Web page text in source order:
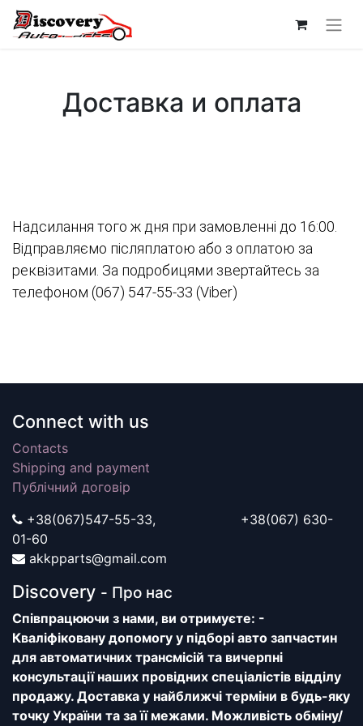
Доставка и оплата
Надсилання того ж дня при замовленні до 16:00.
Відправляємо післяплатою або з оплатою за
реквізитами. За подробицями звертайтесь за
телефоном (067) 547-55-33 (Viber)
Connect with us
Contacts
Shipping and payment
Публічний договір
+38(067)547-55-33, +38(067) 630-
01-60
akkpparts@gmail.com
Discovery - Про нас
Співпрацюючи з нами, ви отримуєте: -
Кваліфіковану допомогу у підборі авто запчастин
для автоматичних трансмісій та вичерпні
консультації наших провідних спеціалістів відділу
продажу. Доставка у найближчі терміни в будь-яку
точку України та за її межами. Можливість обміну/